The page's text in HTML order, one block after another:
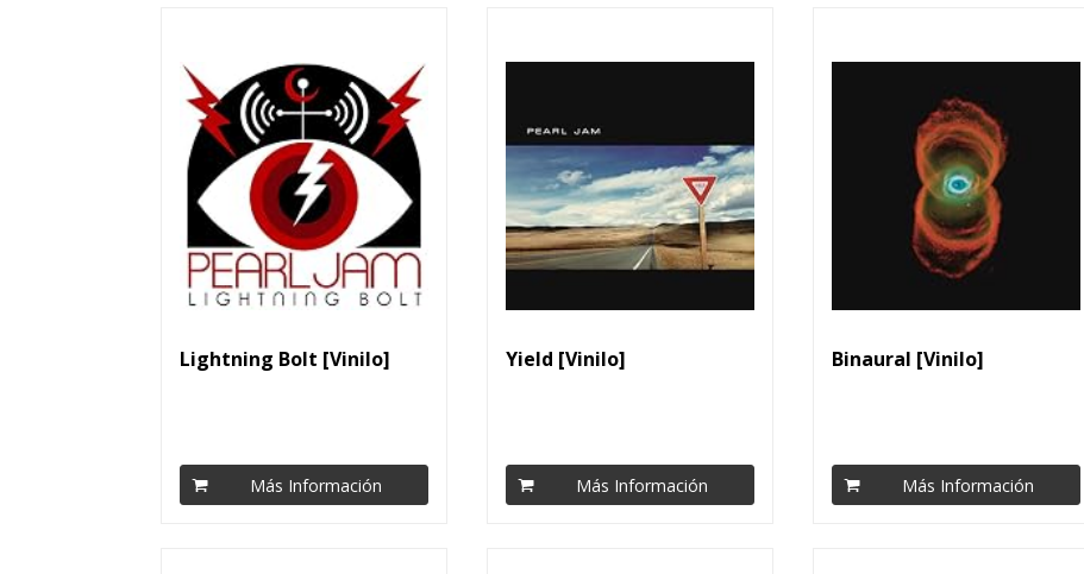
Lightning Bolt [Vinilo]
Más Información
Yield [Vinilo]
Más Información
Binaural [Vinilo]
Más Información